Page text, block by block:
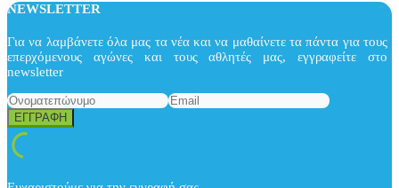
NEWSLETTER
Για να λαμβάνετε όλα μας τα νέα και να μαθαίνετε τα πάντα για τους
επερχόμενους αγώνες και τους αθλητές μας, εγγραφείτε στο
newsletter